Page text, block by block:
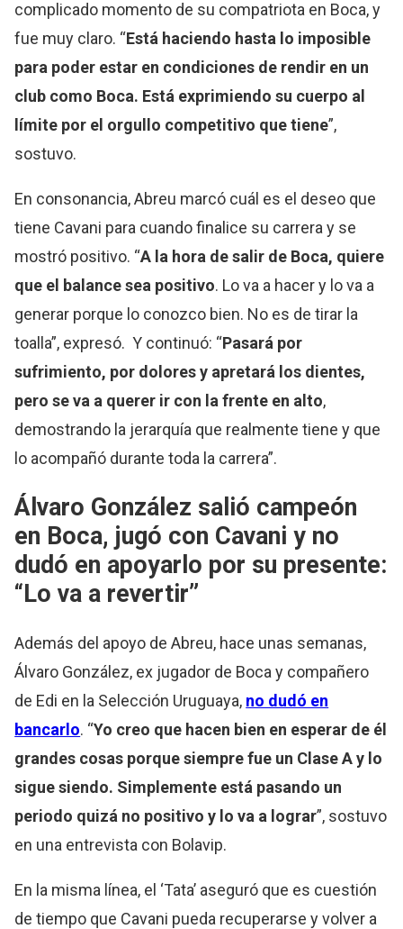
complicado momento de su compatriota en Boca, y
fue muy claro. “Está haciendo hasta lo imposible
para poder estar en condiciones de rendir en un
club como Boca. Está exprimiendo su cuerpo al
límite por el orgullo competitivo que tiene”,
sostuvo.
En consonancia, Abreu marcó cuál es el deseo que
tiene Cavani para cuando finalice su carrera y se
mostró positivo. “A la hora de salir de Boca, quiere
que el balance sea positivo. Lo va a hacer y lo va a
generar porque lo conozco bien. No es de tirar la
toalla”, expresó. Y continuó: “Pasará por
sufrimiento, por dolores y apretará los dientes,
pero se va a querer ir con la frente en alto,
demostrando la jerarquía que realmente tiene y que
lo acompañó durante toda la carrera”.
Álvaro González salió campeón
en Boca, jugó con Cavani y no
dudó en apoyarlo por su presente:
“Lo va a revertir”
Además del apoyo de Abreu, hace unas semanas,
Álvaro González, ex jugador de Boca y compañero
de Edi en la Selección Uruguaya, no dudó en
bancarlo. “Yo creo que hacen bien en esperar de él
grandes cosas porque siempre fue un Clase A y lo
sigue siendo. Simplemente está pasando un
periodo quizá no positivo y lo va a lograr”, sostuvo
en una entrevista con Bolavip.
En la misma línea, el ‘Tata’ aseguró que es cuestión
de tiempo que Cavani pueda recuperarse y volver a